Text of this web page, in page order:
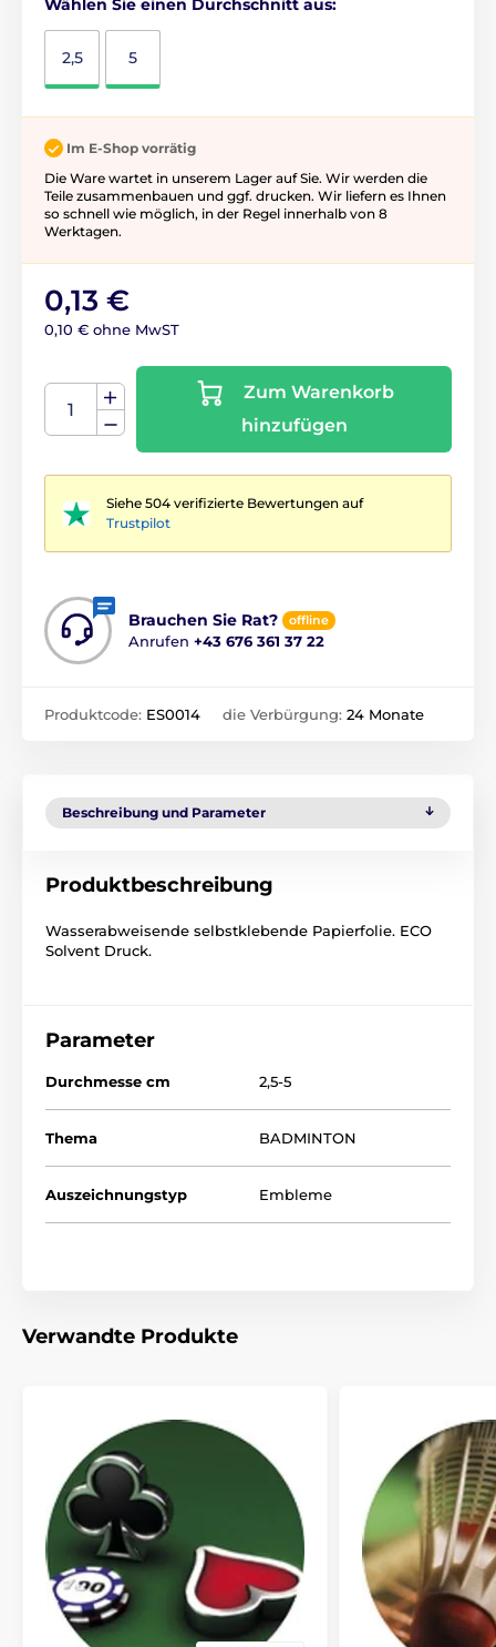
Wählen Sie einen Durchschnitt aus:
2,5 5
Im E-Shop vorrätig
Die Ware wartet in unserem Lager auf Sie. Wir werden die
Teile zusammenbauen und ggf. drucken. Wir liefern es Ihnen
so schnell wie möglich, in der Regel innerhalb von 8
Werktagen.
0,13 €
0,10 € ohne MwST
Zum Warenkorb
hinzufügen
Siehe 504 verifizierte Bewertungen auf
Trustpilot
Brauchen Sie Rat? offline
Anrufen +43 676 361 37 22
Produktcode: ES0014 die Verbürgung: 24 Monate
Beschreibung und Parameter
Produktbeschreibung
Wasserabweisende selbstklebende Papierfolie. ECO
Solvent Druck.
Parameter
Durchmesse cm 2,5-5
Thema BADMINTON
Auszeichnungstyp Embleme
Verwandte Produkte